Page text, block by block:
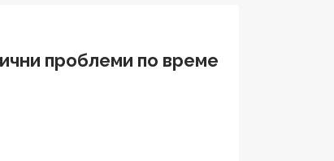
проблеми по време